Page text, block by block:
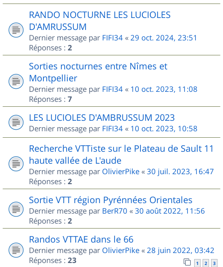
RANDO NOCTURNE LES LUCIOLES
D'AMRUSSUM
Dernier message par FIFI34 « 29 oct. 2024, 23:51
Réponses : 2
Sorties nocturnes entre Nîmes et
Montpellier
Dernier message par FIFI34 « 10 oct. 2023, 11:08
Réponses : 7
LES LUCIOLES D'AMBRUSSUM 2023
Dernier message par FIFI34 « 10 oct. 2023, 10:58
Recherche VTTiste sur le Plateau de Sault 11
haute vallée de L'aude
Dernier message par OlivierPike « 30 juil. 2023, 16:47
Réponses : 2
Sortie VTT région Pyrénnées Orientales
Dernier message par BerR70 « 30 août 2022, 11:56
Réponses : 2
Randos VTTAE dans le 66
Dernier message par OlivierPike « 28 juin 2022, 03:42
Réponses : 23 1 2 3